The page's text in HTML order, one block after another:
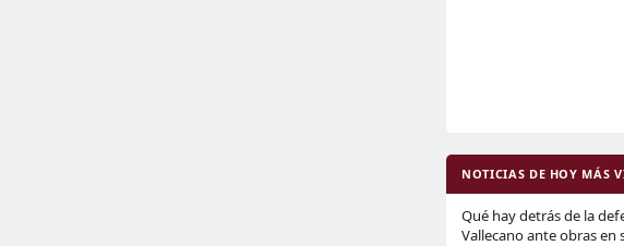
NOTICIAS DE HOY MÁS
Qué hay detrás de la
Vallecano ante obras en